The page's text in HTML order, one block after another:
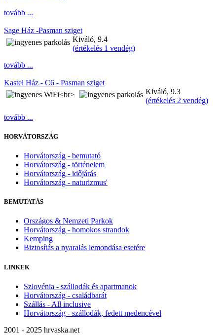
tovább ...
Sage Ház -Pasman sziget
Kiváló, 9.4
(értékelés 1 vendég)
tovább ...
Kastel Ház - C6 - Pasman sziget
Kiváló, 9.3
(értékelés 2 vendég)
tovább ...
HORVÁTORSZÁG
Horvátország - bemutató
Horvátország - történelem
Horvátország - időjárás
Horvátország - naturizmus'
BEMUTATÁS
Országos & Nemzeti Parkok
Horvátország - homokos strandok
Kemping
Biztosítás a nyaralás lemondása esetére
LINKEK
Szlovénia - szállodák és apartmanok
Horvátország - családbarát
Szállás - All inclusive
Horvátország - szállodák, fedett medencével
2001 - 2025 hrvaska.net